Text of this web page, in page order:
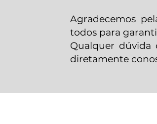
Agradecemos
todos para
Qualquer
diretamente